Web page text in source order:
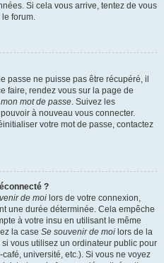
Si cela vous arrive, tentez de vous
forum.
passe ne puisse pas être récupéré, il
faire, rendez vous sur la page de
mot de passe. Suivez les
à nouveau vous connecter.
votre mot de passe, contactez
?
de moi lors de votre connexion,
une durée déterminée. Cela empêche
à votre insu en utilisant le même
la case Se souvenir de moi lors de la
vous utilisez un ordinateur public pour
université, etc.). Si vous ne voyez